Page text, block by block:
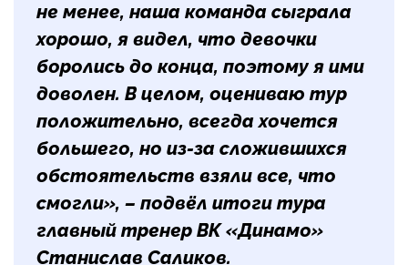
не менее, наша команда сыграла
хорошо, я видел, что девочки
боролись до конца, поэтому я ими
доволен. В целом, оцениваю тур
положительно, всегда хочется
большего, но из-за сложившихся
обстоятельств взяли все, что
смогли», – подвёл итоги тура
главный тренер ВК «Динамо»
Станислав Саликов.